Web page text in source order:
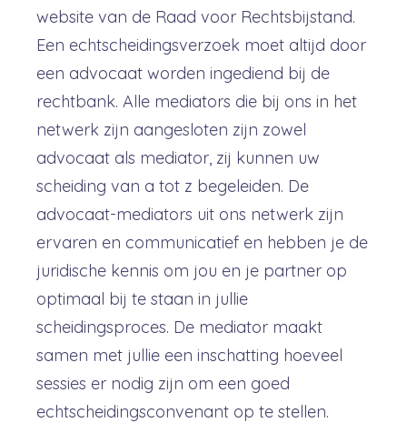
website van de Raad voor Rechtsbijstand.
Een echtscheidingsverzoek moet altijd door
een advocaat worden ingediend bij de
rechtbank. Alle mediators die bij ons in het
netwerk zijn aangesloten zijn zowel
advocaat als mediator, zij kunnen uw
scheiding van a tot z begeleiden. De
advocaat-mediators uit ons netwerk zijn
ervaren en communicatief en hebben je de
juridische kennis om jou en je partner op
optimaal bij te staan in jullie
scheidingsproces. De mediator maakt
samen met jullie een inschatting hoeveel
sessies er nodig zijn om een goed
echtscheidingsconvenant op te stellen.